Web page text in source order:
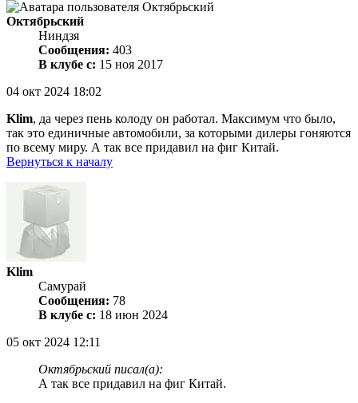
Октябрьский
Ниндзя
Сообщения: 403
В клубе с: 15 ноя 2017
04 окт 2024 18:02
Klim, да через пень колоду он работал. Максимум что было,
так это единичные автомобили, за которыми дилеры гоняются
по всему миру. А так все придавил на фиг Китай.
Вернуться к началу
Klim
Самурай
Сообщения: 78
В клубе с: 18 июн 2024
05 окт 2024 12:11
Октябрьский писал(а):
А так все придавил на фиг Китай.